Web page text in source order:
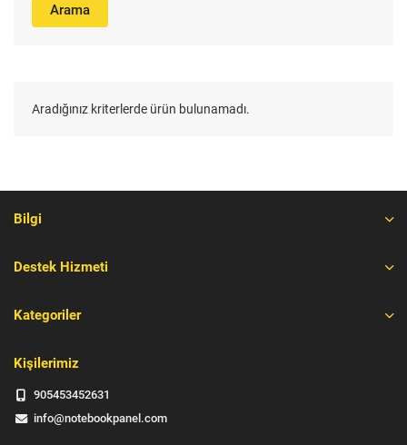
Arama
Aradığınız kriterlerde ürün bulunamadı.
Bilgi
Destek Hizmeti
Kategoriler
Kişilerimiz
905453452631
info@notebookpanel.com